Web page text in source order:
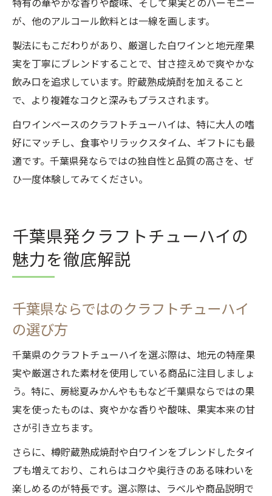
が、他のアルコール飲料とは一線を画します。
製法にもこだわりがあり、厳選した白ワインと地元産果
実を丁寧にブレンドすることで、甘さ控えめで爽やかな
飲み口を追求しています。貯蔵熟成焼酎を加えること
で、より複雑なコクと深みもプラスされます。
白ワインベースのクラフトチューハイは、特に大人の嗜
好にマッチし、食事やリラックスタイム、ギフトにも最
適です。千葉県発ならではの独自性と品質の高さを、ぜ
ひ一度体験してみてください。
千葉県発クラフトチューハイの
魅力を徹底解説
千葉県ならではのクラフトチューハイ
の選び方
千葉県のクラフトチューハイを選ぶ際は、地元の特産果
実や厳選された素材を使用している商品に注目しましょ
う。特に、房総夏みかんやももなど千葉県ならではの果
実を使ったものは、爽やかな香りや酸味、果実本来の甘
さが引き立ちます。
さらに、樽貯蔵熟成焼酎や白ワインをブレンドしたタイ
プも増えており、これらはコクや奥行きのある味わいを
楽しめるのが特長です。選ぶ際は、ラベルや商品説明で